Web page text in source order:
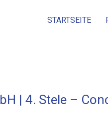
STARTSEITE
| 4. Stele –